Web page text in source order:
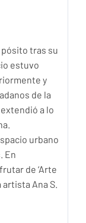
tras su
estuvo
y
de la
a lo
urbano
En
de ‘Arte
Ana S.